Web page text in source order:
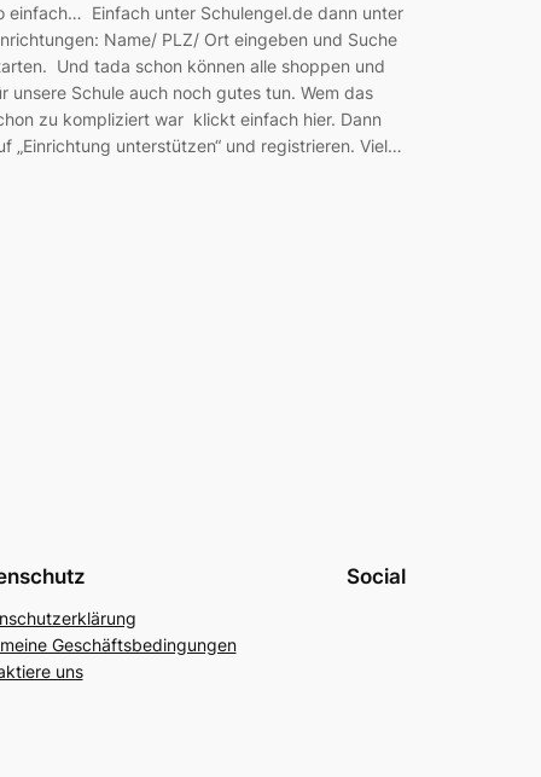
einfach… Einfach unter Schulengel.de dann unter
Name/ PLZ/ Ort eingeben und Suche
Und tada schon können alle shoppen und
unsere Schule auch noch gutes tun. Wem das
zu kompliziert war klickt einfach hier. Dann
„Einrichtung unterstützen“ und registrieren. Viel…
Geschäftsbedingungen
uns
Social